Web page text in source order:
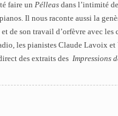
faire un Pélleas dans l’intimité
Il nous raconte aussi la
de son travail d’orfèvre avec les
les pianistes Claude Lavoix
des extraits des Impressions